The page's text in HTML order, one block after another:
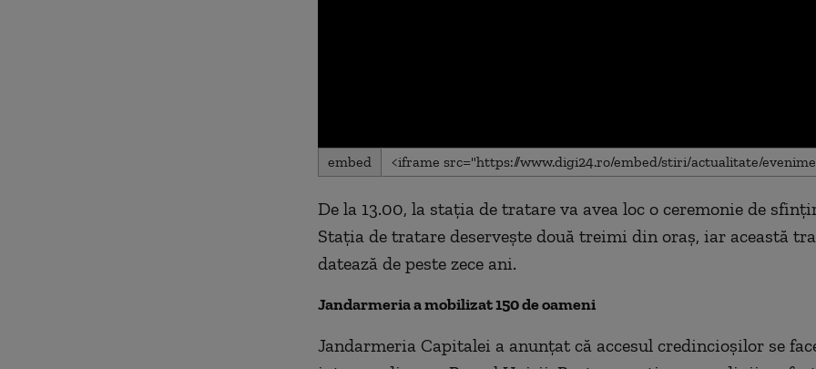
embed
De la 13.00, la stația de tratare va avea loc o ceremonie de
Stația de tratare deservește două treimi din oraș, iar această
datează de peste zece ani.
Jandarmeria a mobilizat 150 de oameni
Jandarmeria Capitalei a anunţat că accesul credincioşilor se